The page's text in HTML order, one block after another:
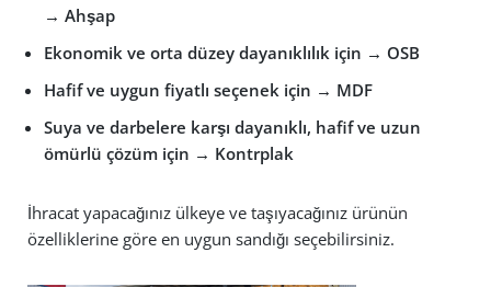
→ Ahşap
Ekonomik ve orta düzey dayanıklılık için → OSB
Hafif ve uygun fiyatlı seçenek için → MDF
Suya ve darbelere karşı dayanıklı, hafif ve uzun
ömürlü çözüm için → Kontrplak
İhracat yapacağınız ülkeye ve taşıyacağınız ürünün
özelliklerine göre en uygun sandığı seçebilirsiniz.